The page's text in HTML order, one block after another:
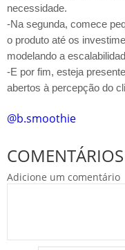
necessidade.
-Na segunda, comece
o produto até os
modelando a
-E por fim, esteja
abertos à percepção do
@b.smoothie
COMENTÁRIOS
Adicione um comentário